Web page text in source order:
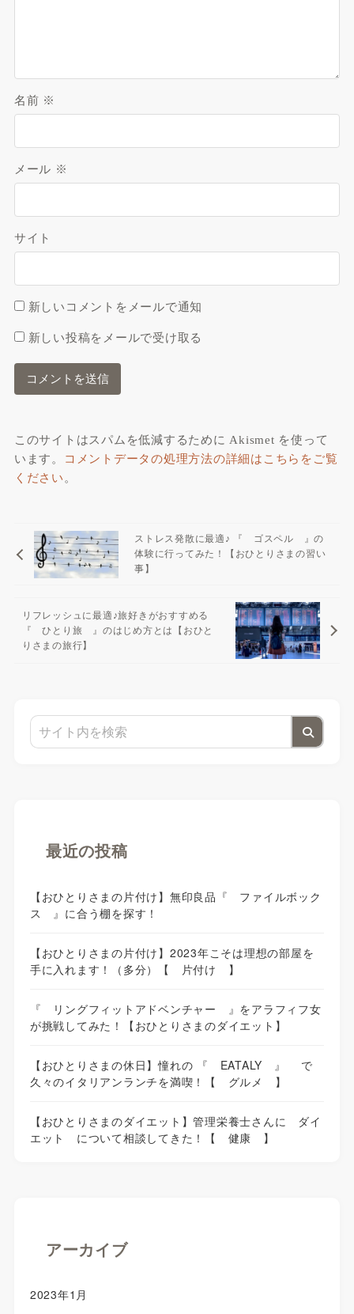
名前 ※
メール ※
サイト
新しいコメントをメールで通知
新しい投稿をメールで受け取る
このサイトはスパムを低減するために Akismet を使って
います。
コメントデータの処理方法の詳細はこちらをご覧
ください。
ストレス発散に最適♪ 『 ゴスペル 』の
体験に行ってみた！【おひとりさまの習い
事】
リフレッシュに最適♪旅好きがおすすめる
『 ひとり旅 』のはじめ方とは【おひと
りさまの旅行】
最近の投稿
【おひとりさまの片付け】無印良品『 ファイルボック
ス 』に合う棚を探す！
【おひとりさまの片付け】2023年こそは理想の部屋を
手に入れます！（多分）【 片付け 】
『 リングフィットアドベンチャー 』をアラフィフ女
が挑戦してみた！【おひとりさまのダイエット】
【おひとりさまの休日】憧れの 『 EATALY 』 で
久々のイタリアンランチを満喫！【 グルメ 】
【おひとりさまのダイエット】管理栄養士さんに ダイ
エット について相談してきた！【 健康 】
アーカイブ
2023年1月